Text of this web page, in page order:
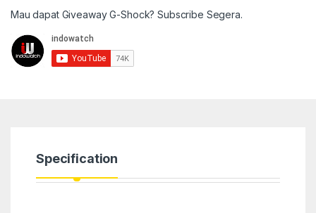
Mau dapat Giveaway G-Shock? Subscribe Segera.
Specification